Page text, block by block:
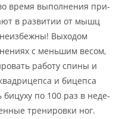
время выполнения при­
в развитии от мышц
Выходом
с меньшим ве­сом,
работу спины и
и бицепса
бицуху по 100 раз в не­де­
тренировки ног.